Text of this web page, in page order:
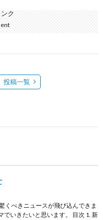
ク
投稿一覧
くべきニュースが飛び込んできま
でいきたいと思います。 目次 1. 新